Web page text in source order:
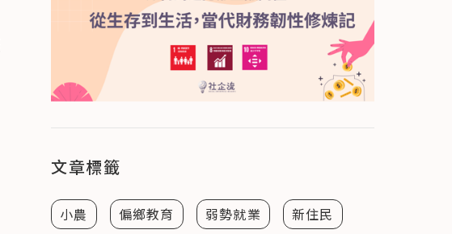
文章標籤
小農 偏鄉教育 弱勢就業 新住民